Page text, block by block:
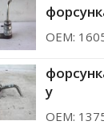
ОЕМ:
у
ОЕМ: